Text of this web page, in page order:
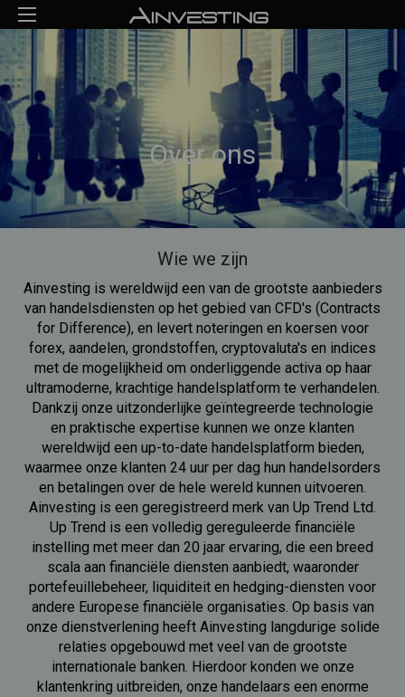
Over ons
Wie we zijn
Ainvesting is wereldwijd een van de grootste aanbieders
van handelsdiensten op het gebied van CFD's (Contracts
for Difference), en levert noteringen en koersen voor
forex, aandelen, grondstoffen, cryptovaluta's en indices
met de mogelijkheid om onderliggende activa op haar
ultramoderne, krachtige handelsplatform te verhandelen.
Dankzij onze uitzonderlijke geïntegreerde technologie
en praktische expertise kunnen we onze klanten
wereldwijd een up-to-date handelsplatform bieden,
waarmee onze klanten 24 uur per dag hun handelsorders
en betalingen over de hele wereld kunnen uitvoeren.
Ainvesting is een geregistreerd merk van Up Trend Ltd.
Up Trend is een volledig gereguleerde financiële
instelling met meer dan 20 jaar ervaring, die een breed
scala aan financiële diensten aanbiedt, waaronder
portefeuillebeheer, liquiditeit en hedging-diensten voor
andere Europese financiële organisaties. Op basis van
onze dienstverlening heeft Ainvesting langdurige solide
relaties opgebouwd met veel van de grootste
internationale banken. Hierdoor konden we onze
klantenkring uitbreiden, onze handelaars een enorme